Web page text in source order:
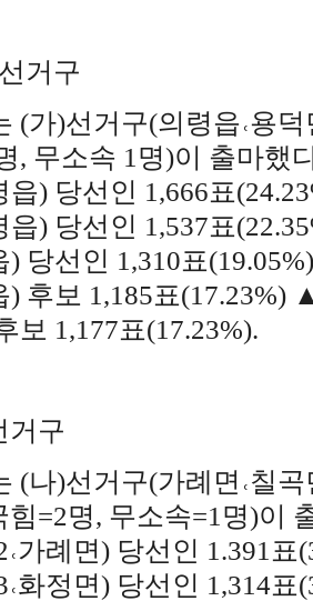
선거구
(가)선거구(의령읍˓용덕
, 무소속 1 명)이 출마했
읍) 당선인 1,666표
읍) 당선인 1,537표
) 당선인 1,310표
) 후보 1,185표(17.23%)
보 1,177표(17.23%).
거구
(나)선거구(가례면 ˓칠곡
힘=2명, 무소속=1 명)이
˓가례면) 당선인 1.391 표
˓화정면) 당선인 1,314표